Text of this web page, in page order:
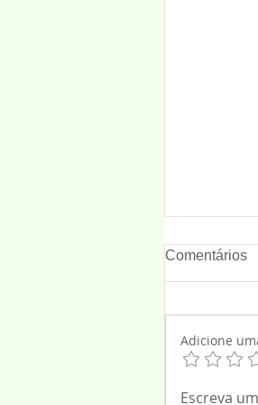
Comentários
Adicione
Escreva